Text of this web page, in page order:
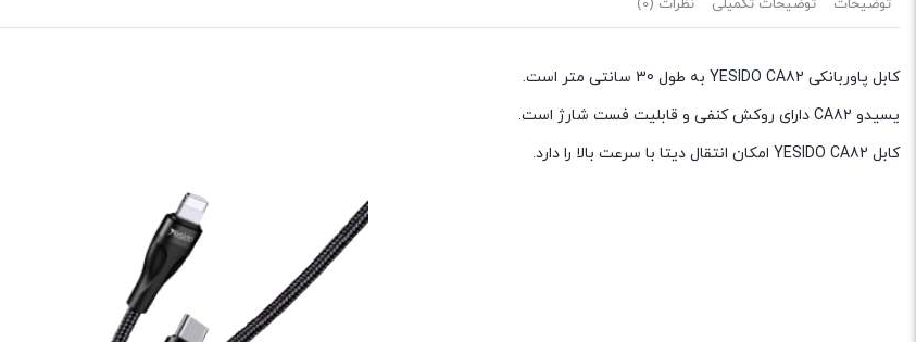
توضیحات توضیحات تکمیلی نظرات (0)
کابل پاوربانکی YESIDO CA82 به طول 30 سانتی متر است.
یسیدو CA82 دارای روکش کنفی و قابلیت فست شارژ است.
کابل YESIDO CA82 امکان انتقال دیتا با سرعت بالا را دارد.